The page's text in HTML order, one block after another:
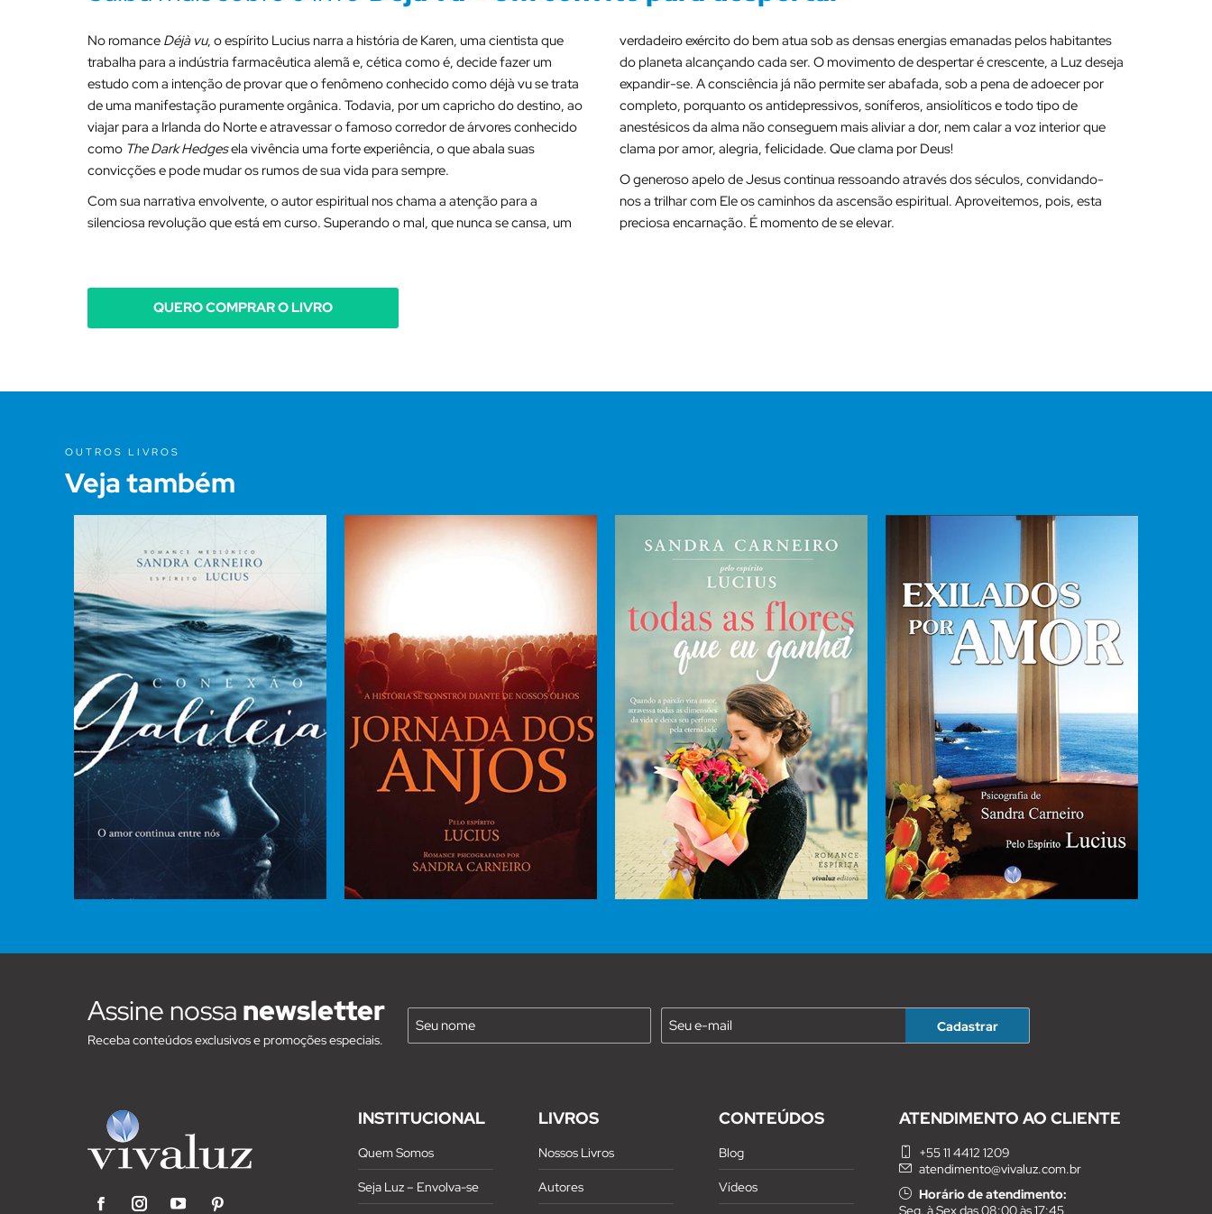
No romance Déjà vu, o espírito Lucius narra a história de Karen, uma cientista que
trabalha para a indústria farmacêutica alemã e, cética como é, decide fazer um
estudo com a intenção de provar que o fenômeno conhecido como déjà vu se trata
de uma manifestação puramente orgânica. Todavia, por um capricho do destino, ao
viajar para a Irlanda do Norte e atravessar o famoso corredor de árvores conhecido
como The Dark Hedgesela vivência uma forte experiência, o que abala suas
convicções e pode mudar os rumos de sua vida para sempre.
Com sua narrativa envolvente, o autor espiritual nos chama a atenção para a
silenciosa revolução que está em curso. Superando o mal, que nunca se cansa, um
verdadeiro exército do bem atua sob as densas energias emanadas pelos habitantes
do planeta alcançando cada ser. O movimento de despertar é crescente, a Luz deseja
expandir-se. A consciência já não permite ser abafada, sob a pena de adoecer por
completo, porquanto os antidepressivos, soníferos, ansiolíticos e todo tipo de
anestésicos da alma não conseguem mais aliviar a dor, nem calar a voz interior que
clama por amor, alegria, felicidade. Que clama por Deus!
O generoso apelo de Jesus continua ressoando através dos séculos, convidando-
nos a trilhar com Ele os caminhos da ascensão espiritual. Aproveitemos, pois, esta
preciosa encarnação. É momento de se elevar.
QUERO COMPRAR O LIVRO
OUTROS LIVROS
Veja também
Assine nossa newsletter
Receba conteúdos exclusivos e promoções especiais.
Nome
E-
mail
INSTITUCIONAL
Quem Somos
Seja Luz – Envolva-se
LIVROS
Nossos Livros
Autores
CONTEÚDOS
Blog
Vídeos
ATENDIMENTO AO CLIENTE
+55 11 4412 1209
atendimento@vivaluz.com.br
Horário de atendimento:
Seg. à Sex das 08:00 às 17:45